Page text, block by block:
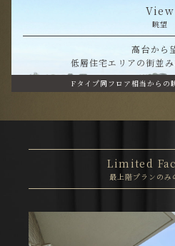
View
眺望
高台から
低層住宅エリアの街並み
Fタイプ同フロア相当からの
Limited
最上階プランのみ